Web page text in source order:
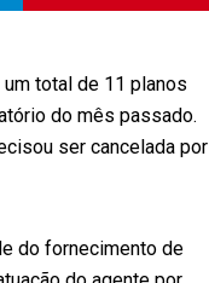
total de 11 planos
do mês passado.
ser cancelada por
do fornecimento de